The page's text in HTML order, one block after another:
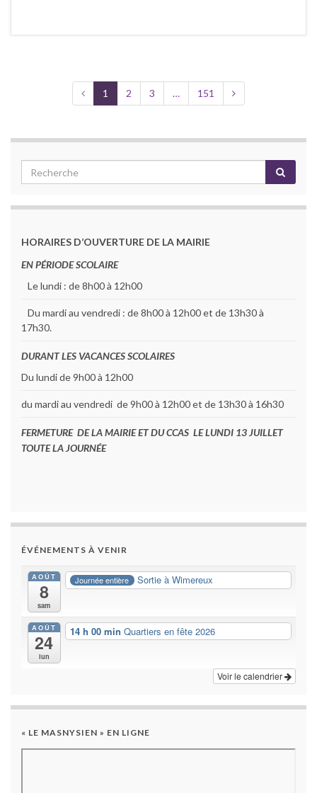
1 2 3 … 151
HORAIRES D’OUVERTURE DE LA MAIRIE
EN PÉRIODE SCOLAIRE
Le lundi : de 8h00 à 12h00
Du mardi au vendredi : de 8h00 à 12h00 et de 13h30 à
17h30.
DURANT LES VACANCES SCOLAIRES
Du lundi de 9h00 à 12h00
du mardi au vendredi de 9h00 à 12h00 et de 13h30 à 16h30
FERMETURE DE LA MAIRIE ET DU CCAS LE LUNDI 13 JUILLET
TOUTE LA JOURNÉE
ÉVÉNEMENTS À VENIR
AOÛT
8
sam
Journée entière Sortie à Wimereux
AOÛT
24
lun
14 h 00 min Quartiers en fête 2026
Voir le calendrier
« LE MASNYSIEN » EN LIGNE